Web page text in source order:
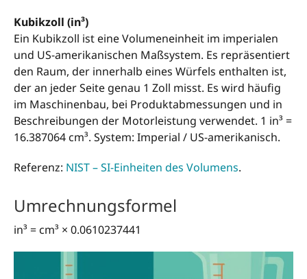
Kubikzoll (in³)
Ein Kubikzoll ist eine Volumeneinheit im imperialen
und US-amerikanischen Maßsystem. Es repräsentiert
den Raum, der innerhalb eines Würfels enthalten ist,
der an jeder Seite genau 1 Zoll misst. Es wird häufig
im Maschinenbau, bei Produktabmessungen und in
Beschreibungen der Motorleistung verwendet. 1 in³ =
16.387064 cm³. System: Imperial / US-amerikanisch.
Referenz: NIST – SI-Einheiten des Volumens.
Umrechnungsformel
in³ = cm³ × 0.0610237441